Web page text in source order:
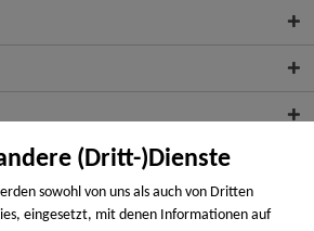
(Dritt-)Dienste
sowohl von uns als auch von Dritten
eingesetzt, mit denen Informationen auf
& Hobeldielen, Massivdielen